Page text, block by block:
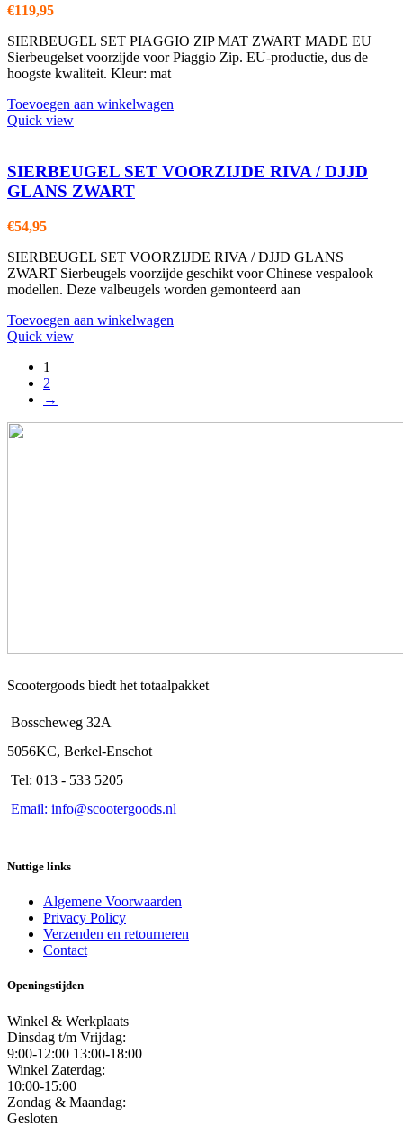
€119,95
SIERBEUGEL SET PIAGGIO ZIP MAT ZWART MADE EU
Sierbeugelset voorzijde voor Piaggio Zip. EU-productie, dus de
hoogste kwaliteit. Kleur: mat
Toevoegen aan winkelwagen
Quick view
SIERBEUGEL SET VOORZIJDE RIVA / DJJD
GLANS ZWART
€54,95
SIERBEUGEL SET VOORZIJDE RIVA / DJJD GLANS
ZWART Sierbeugels voorzijde geschikt voor Chinese vespalook
modellen. Deze valbeugels worden gemonteerd aan
Toevoegen aan winkelwagen
Quick view
1
2
→
Scootergoods biedt het totaalpakket
Bosscheweg 32A
5056KC, Berkel-Enschot
Tel: 013 - 533 5205
Email: info@scootergoods.nl
Nuttige links
Algemene Voorwaarden
Privacy Policy
Verzenden en retourneren
Contact
Openingstijden
Winkel & Werkplaats
Dinsdag t/m Vrijdag:
9:00-12:00 13:00-18:00
Winkel Zaterdag:
10:00-15:00
Zondag & Maandag:
Gesloten